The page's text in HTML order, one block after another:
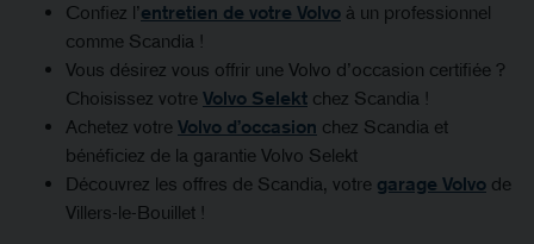
Confiez l’entretien de votre Volvo à un professionnel
comme Scandia !
Vous désirez vous offrir une Volvo d’occasion certifiée ?
Choisissez votre Volvo Selekt chez Scandia !
Achetez votre Volvo d’occasion chez Scandia et
bénéficiez de la garantie Volvo Selekt
Découvrez les offres de Scandia, votre garage Volvo de
Villers-le-Bouillet !